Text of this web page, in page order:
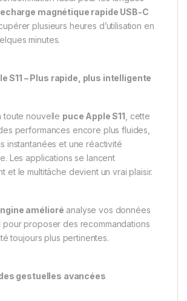
magnétique rapide USB-C
plusieurs heures d’utilisation en
minutes.
S11 – Plus rapide, plus intelligente
toute nouvelle puce Apple S11 , cette
performances encore plus fluides,
instantanées et une réactivité
Les applications se lancent
et le multitâche devient un vrai plaisir.
amélioré analyse vos données
pour proposer des recommandations
toujours plus pertinentes.
gestuelles avancées